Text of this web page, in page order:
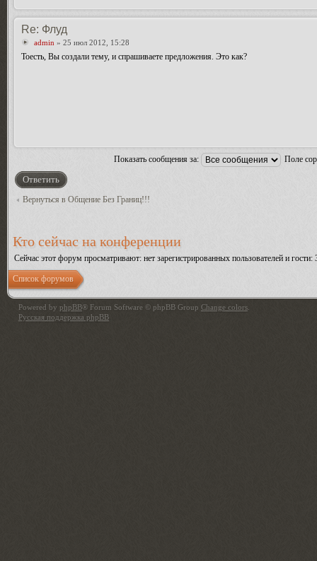
Re: Флуд
admin » 25 июл 2012, 15:28
Тоесть, Вы создали тему, и спрашиваете предложения. Это как?
Показать сообщения за: Поле
Ответить
Вернуться в Общение Без Границ!!!
Кто сейчас на конференции
Сейчас этот форум просматривают: нет зарегистрированных пользователей и гости:
Список форумов
Powered by phpBB® Forum Software © phpBB Group Change colors
Русская поддержка phpBB